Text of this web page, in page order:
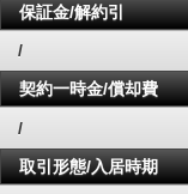
保証金/解約引
/
契約一時金/償却費
/
取引形態/入居時期